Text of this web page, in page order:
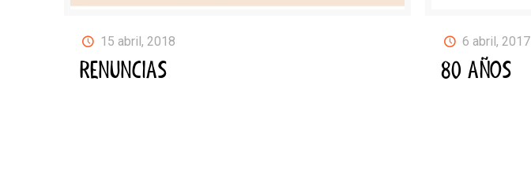
15 abril, 2018
RENUNCIAS
6 abril, 2017
80 AÑOS